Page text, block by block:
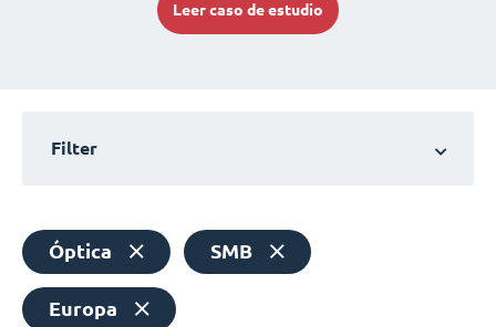
Leer caso de estudio
Filter
Óptica SMB
Europa